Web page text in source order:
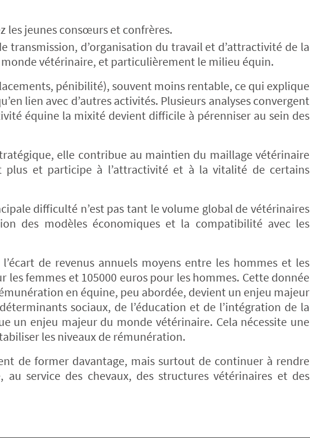
les jeunes consœurs et confrères.
transmission, d’organisation du travail et d’attractivité de la
vétérinaire, et particulièrement le milieu équin.
pénibilité), souvent moins rentable, ce qui explique
lien avec d’autres activités. Plusieurs analyses convergent
équine la mixité devient difficile à pérenniser au sein des
elle contribue au maintien du maillage vétérinaire
plus et participe à l’attractivité et à la vitalité de certains
difficulté n’est pas tant le volume global de vétérinaires
des modèles économiques et la compatibilité avec les
de revenus annuels moyens entre les hommes et les
les femmes et 105000 euros pour les hommes. Cette donnée
en équine, peu abordée, devient un enjeu majeur
sociaux, de l’éducation et de l’intégration de la
un enjeu majeur du monde vétérinaire. Cela nécessite une
les niveaux de rémunération.
de former davantage, mais surtout de continuer à rendre
service des chevaux, des structures vétérinaires et des